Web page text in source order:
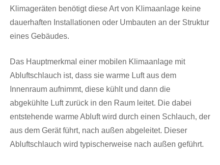
Klimageräten benötigt diese Art von Klimaanlage keine
dauerhaften Installationen oder Umbauten an der Struktur
eines Gebäudes.
Das Hauptmerkmal einer mobilen Klimaanlage mit
Abluftschlauch ist, dass sie warme Luft aus dem
Innenraum aufnimmt, diese kühlt und dann die
abgekühlte Luft zurück in den Raum leitet. Die dabei
entstehende warme Abluft wird durch einen Schlauch, der
aus dem Gerät führt, nach außen abgeleitet. Dieser
Abluftschlauch wird typischerweise nach außen geführt.